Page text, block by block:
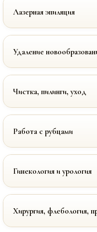
Лазерная эпиляция
Удаление
Чистка, пилинги, уход
Работа с рубцами
Гинекология и урология
Хирургия, флебология,